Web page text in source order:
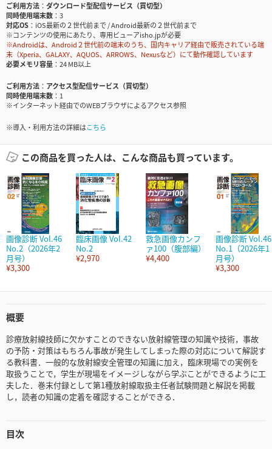
ご利用方法
ダウンロード型配信サービス（買切型）
同時使用端末数
3
対応OS
iOS最新の２世代前まで / Android最新の２世代前まで
※コンテンツの使用にあたり、専用ビューアisho.jpが必要
※Androidは、Android２世代前の端末のうち、国内キャリア経由で販売されている端
末（Xperia、GALAXY、AQUOS、ARROWS、Nexusなど）にて動作確認しています
必要メモリ容量
24 MB以上
ご利用方法
アクセス型配信サービス（買切型）
同時使用端末数
1
※インターネット経由でのWEBブラウザによるアクセス参照
※導入・利用方法の詳細はこちら
この商品を買った人は、こんな商品も買っています。
画像診断 Vol.46
No.2（2026年2
月号）
¥3,300
臨床画像 Vol.42
No.2
¥2,970
救急画像カンフ
ァ100（腹部編）
¥4,400
画像診断 Vol.46
No.1（2026年1
月号）
¥3,300
概要
診療放射線技師に欠かすことのできない放射線管理の知識や技術，事故
の予防・対策はもちろん事故が発生してしまった際の対応について解説す
る教科書．一般的な放射線安全管理の知識に加え，臨床現場での実例を
取扱うことで，学生が現場をイメージしながら学ぶことができるように工
夫した．巻末付録として第1種放射線取扱主任者試験問題と解説を掲載
し，読者の知識の定着を確認することができる．
目次